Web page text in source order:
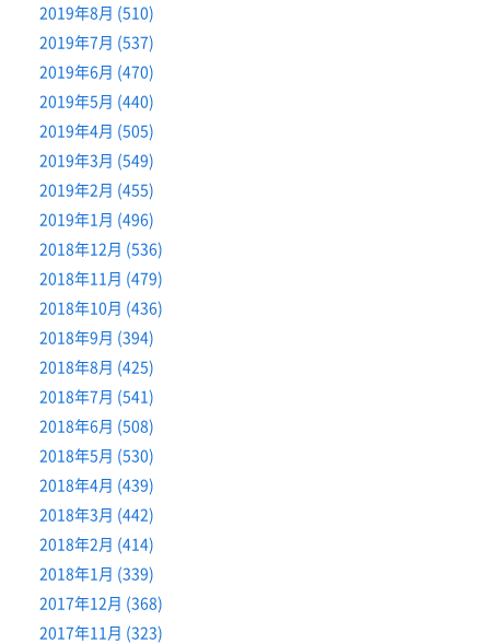
2019年8月 (510)
2019年7月 (537)
2019年6月 (470)
2019年5月 (440)
2019年4月 (505)
2019年3月 (549)
2019年2月 (455)
2019年1月 (496)
2018年12月 (536)
2018年11月 (479)
2018年10月 (436)
2018年9月 (394)
2018年8月 (425)
2018年7月 (541)
2018年6月 (508)
2018年5月 (530)
2018年4月 (439)
2018年3月 (442)
2018年2月 (414)
2018年1月 (339)
2017年12月 (368)
2017年11月 (323)